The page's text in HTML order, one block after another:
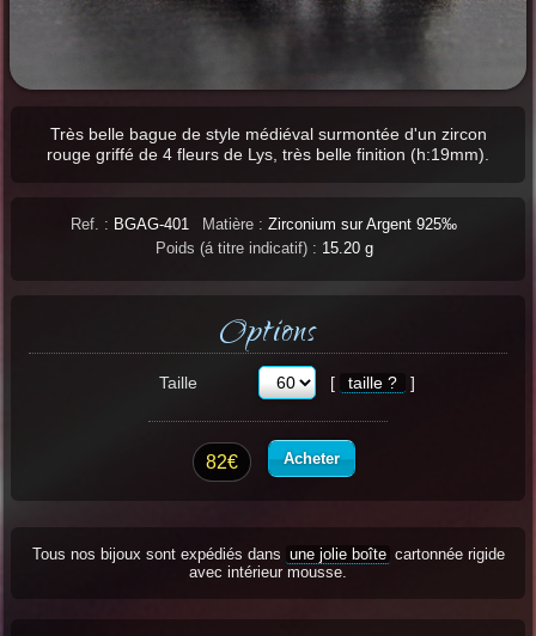
Très belle bague de style médiéval surmontée d'un zircon
rouge griffé de 4 fleurs de Lys, très belle finition (h:19mm).
Ref. : BGAG-401 Matière : Zirconium sur Argent 925‰
Poids (á titre indicatif) : 15.20 g
Options
Taille [ taille ? ]
82€ Acheter
Tous nos bijoux sont expédiés dans une jolie boîte cartonnée rigide
avec intérieur mousse.